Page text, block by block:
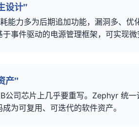
设计"
能力多为后期追加功能，漏洞多、
事件驱动的电源管理框架，可实现微
产"
公司芯片上几乎要重写。Zephyr 统
为可复用、可迭代的软件资产。